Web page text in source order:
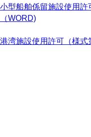
小型船舶係留施設使用許
（WORD)
港湾施設使用許可（様式